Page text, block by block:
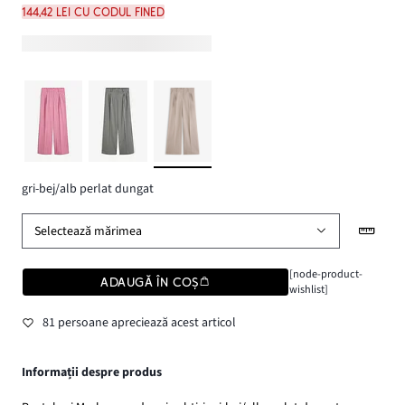
144,42 lei cu codul FINED
gri-bej/alb perlat dungat
Selectează mărimea
ADAUGĂ ÎN COȘ
[node-product-
wishlist]
81 persoane apreciează acest articol
Informații despre produs